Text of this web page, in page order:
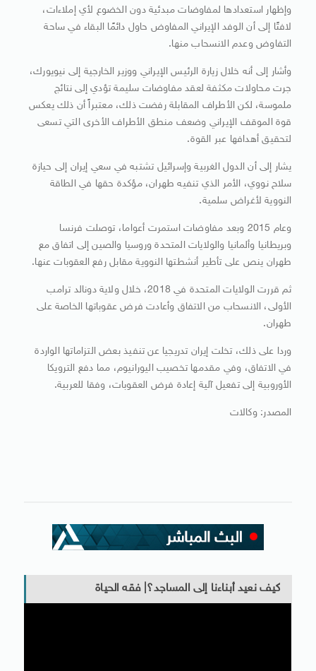
وإظهار استعدادها لمفاوضات مبدئية دون الخضوع لأي إملاءات،
لافتًا إلى أن الوفد الإيراني المفاوض حاول دائمًا البقاء في ساحة
التفاوض وعدم الانسحاب منها.
وأشار إلى أنه خلال زيارة الرئيس الإيراني ووزير الخارجية إلى نيويورك،
جرت محاولات مكثفة لعقد مفاوضات سليمة تؤدي إلى نتائج
ملموسة، لكن الأطراف المقابلة رفضت ذلك، معتبراً أن ذلك يعكس
قوة الموقف الإيراني وضعف منطق الأطراف الأخرى التي تسعى
لتحقيق أهدافها عبر القوة.
يشار إلى أن الدول الغربية وإسرائيل تشتبه في سعي إيران إلى حيازة
سلاح نووي، الأمر الذي تنفيه طهران، مؤكدة حقها في الطاقة
النووية لأغراض سلمية.
وعام 2015 وبعد مفاوضات استمرت أعواما، توصلت فرنسا
وبريطانيا وألمانيا والولايات المتحدة وروسيا والصين إلى اتفاق مع
طهران ينص على تأطير أنشطتها النووية مقابل رفع العقوبات عنها.
ثم قررت الولايات المتحدة في 2018، خلال ولاية دونالد ترامب
الأولى، الانسحاب من الاتفاق وأعادت فرض عقوباتها الخاصة على
طهران.
وردا على ذلك، تخلت إيران تدريجيا عن تنفيذ بعض التزاماتها الواردة
في الاتفاق، وفي مقدمها تخصيب اليورانيوم، مما دفع الترويكا
الأوروبية إلى تفعيل آلية إعادة فرض العقوبات، وفقا للعربية.
المصدر: وكالات
كيف نعيد أبناءنا إلى المساجد؟| فقه الحياة